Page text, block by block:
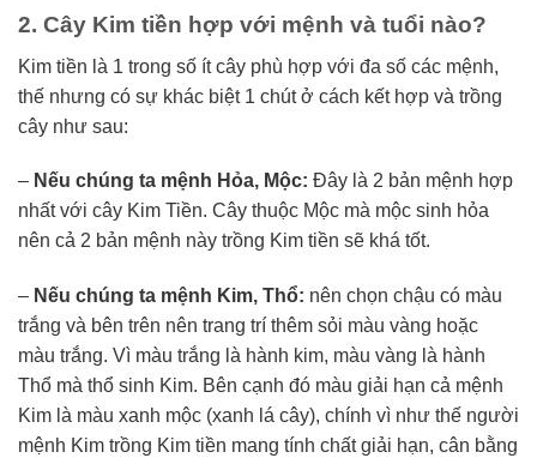
2. Cây Kim tiền hợp với mệnh và tuổi nào?
Kim tiền là 1 trong số ít cây phù hợp với đa số các mệnh,
thế nhưng có sự khác biệt 1 chút ở cách kết hợp và trồng
cây như sau:
– Nếu chúng ta mệnh Hỏa, Mộc: Đây là 2 bản mệnh hợp
nhất với cây Kim Tiền. Cây thuộc Mộc mà mộc sinh hỏa
nên cả 2 bản mệnh này trồng Kim tiền sẽ khá tốt.
– Nếu chúng ta mệnh Kim, Thổ: nên chọn chậu có màu
trắng và bên trên nên trang trí thêm sỏi màu vàng hoặc
màu trắng. Vì màu trắng là hành kim, màu vàng là hành
Thổ mà thổ sinh Kim. Bên cạnh đó màu giải hạn cả mệnh
Kim là màu xanh mộc (xanh lá cây), chính vì như thế người
mệnh Kim trồng Kim tiền mang tính chất giải hạn, cân bằng